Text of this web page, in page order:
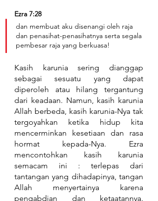
Ezra 7:28
dan membuat aku disenangi oleh raja
dan penasihat-penasihatnya serta segala
pembesar raja yang berkuasa!
Kasih karunia sering dianggap
sebagai sesuatu yang dapat
diperoleh atau hilang tergantung
dari keadaan. Namun, kasih karunia
Allah berbeda, kasih karunia-Nya tak
tergoyahkan ketika hidup kita
mencerminkan kesetiaan dan rasa
hormat kepada-Nya. Ezra
mencontohkan kasih karunia
semacam ini : terlepas dari
tantangan yang dihadapinya, tangan
Allah menyertainya karena
pengabdian dan ketaatannya.